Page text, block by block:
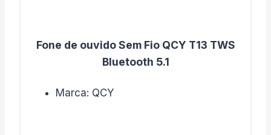
Fone de ouvido Sem Fio QCY T13 TWS
Bluetooth 5.1
Marca: QCY